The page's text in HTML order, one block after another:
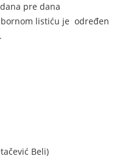
pre dana
listiću je određen
Beli)